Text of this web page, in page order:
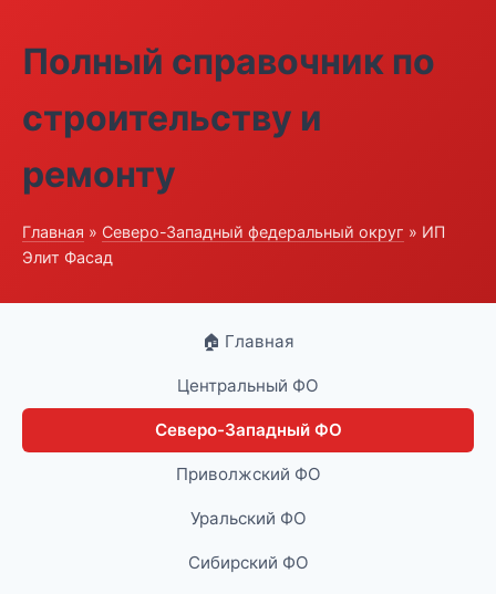
Полный справочник по
строительству и
ремонту
Главная » Северо-Западный федеральный округ » ИП
Элит Фасад
🏠 Главная
Центральный ФО
Северо-Западный ФО
Приволжский ФО
Уральский ФО
Сибирский ФО